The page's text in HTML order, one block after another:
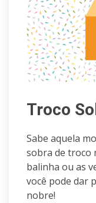
Troco
Sabe aquela
sobra de troco
balinha ou as
você pode dar
nobre!